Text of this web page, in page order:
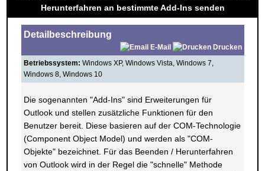
Herunterfahren an bestimmte Add-Ins senden
Detailbeschreibung
E-Mail
Drucken
Betriebssystem: Windows XP, Windows Vista, Windows 7,
Windows 8, Windows 10
Die sogenannten "Add-Ins" sind Erweiterungen für
Outlook und stellen zusätzliche Funktionen für den
Benutzer bereit. Diese basieren auf der COM-Technologie
(Component Object Model) und werden als "COM-
Objekte" bezeichnet. Für das Beenden / Herunterfahren
von Outlook wird in der Regel die "schnelle" Methode